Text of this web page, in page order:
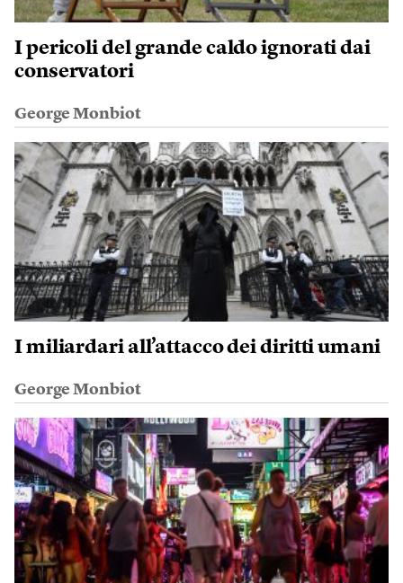
I pericoli del grande caldo ignorati dai
conservatori
George Monbiot
I miliardari all’attacco dei diritti umani
George Monbiot